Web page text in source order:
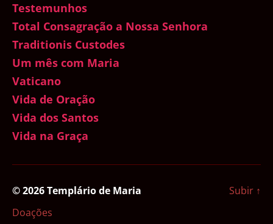
Testemunhos
Total Consagração a Nossa Senhora
Traditionis Custodes
Um mês com Maria
Vaticano
Vida de Oração
Vida dos Santos
Vida na Graça
© 2026Templário de Maria
Doações
Subir ↑